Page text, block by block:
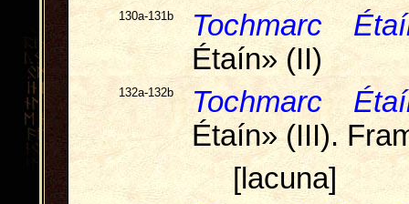
130a-131b
Tochmarc
Étaín» (II)
132a-132b
Tochmarc
Étaín» (III).
[lacuna]